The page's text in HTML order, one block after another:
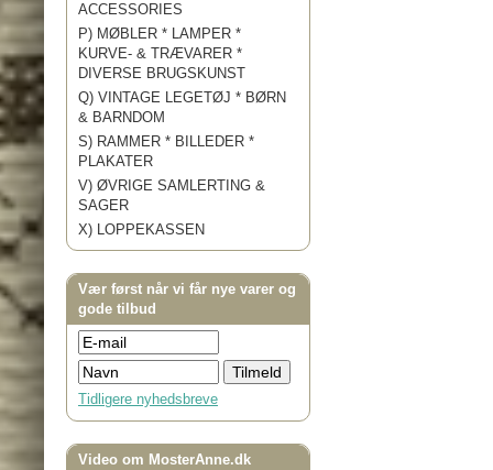
ACCESSORIES
P) MØBLER * LAMPER *
KURVE- & TRÆVARER *
DIVERSE BRUGSKUNST
Q) VINTAGE LEGETØJ * BØRN
& BARNDOM
S) RAMMER * BILLEDER *
PLAKATER
V) ØVRIGE SAMLERTING &
SAGER
X) LOPPEKASSEN
Vær først når vi får nye varer og
gode tilbud
Tidligere nyhedsbreve
Video om MosterAnne.dk